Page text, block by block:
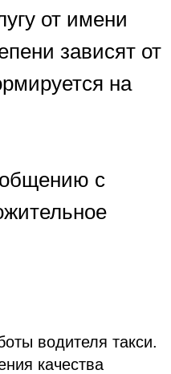
от имени
зависят от
на
с
водителя такси.
качества